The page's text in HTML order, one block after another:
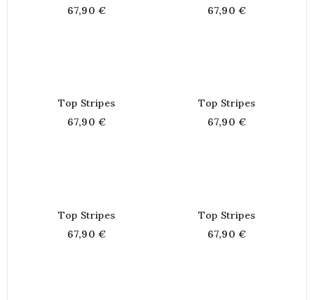
67,90 €
67,90 €
Top Stripes
67,90 €
Top Stripes
67,90 €
Top Stripes
67,90 €
Top Stripes
67,90 €